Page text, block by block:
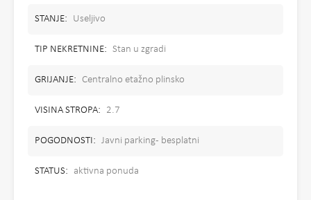
STANJE: Useljivo
TIP NEKRETNINE: Stan u zgradi
GRIJANJE: Centralno etažno plinsko
VISINA STROPA: 2.7
POGODNOSTI: Javni parking - besplatni
STATUS: aktivna ponuda